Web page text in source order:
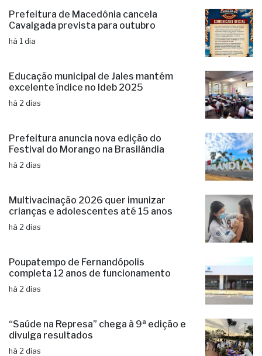
Prefeitura de Macedônia cancela
Cavalgada prevista para outubro
há 1 dia
Educação municipal de Jales mantém
excelente índice no Ideb 2025
há 2 dias
Prefeitura anuncia nova edição do
Festival do Morango na Brasilândia
há 2 dias
Multivacinação 2026 quer imunizar
crianças e adolescentes até 15 anos
há 2 dias
Poupatempo de Fernandópolis
completa 12 anos de funcionamento
há 2 dias
“Saúde na Represa” chega à 9ª edição e
divulga resultados
há 2 dias